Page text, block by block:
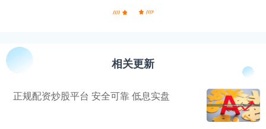
相关更新
正规配资炒股平台 安全可靠 低息实盘